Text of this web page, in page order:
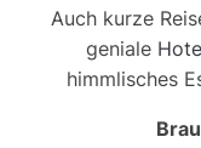
Auch kurze
geniale
himmlisches